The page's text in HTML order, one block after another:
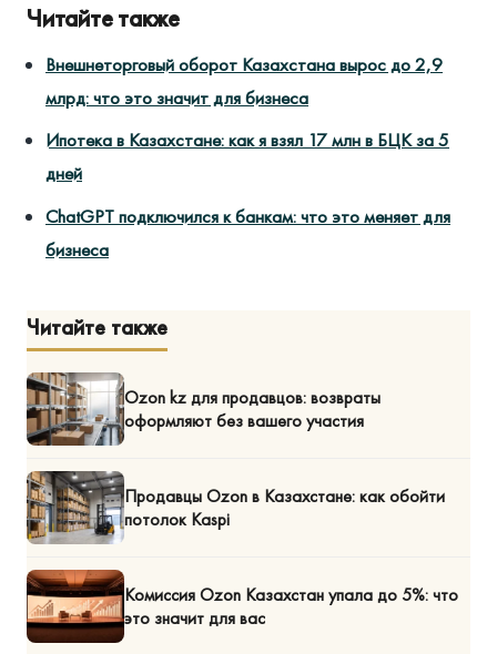
Читайте также
Внешнеторговый оборот Казахстана вырос до 2,9
млрд: что это значит для бизнеса
Ипотека в Казахстане: как я взял 17 млн в БЦК за 5
дней
ChatGPT подключился к банкам: что это меняет для
бизнеса
Читайте также
Ozon kz для продавцов: возвраты
оформляют без вашего участия
Продавцы Ozon в Казахстане: как обойти
потолок Kaspi
Комиссия Ozon Казахстан упала до 5%: что
это значит для вас